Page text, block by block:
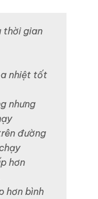
thời gian
nhiệt tốt
nhưng
đường
hơn
hơn bình